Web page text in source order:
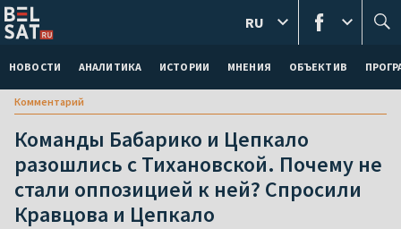
НОВОСТИ АНАЛИТИКА ИСТОРИИ МНЕНИЯ ОБЪЕКТИВ
RU
Комментарий
Команды Бабарико и Цепкало
разошлись с Тихановской. Почему не
стали оппозицией к ней? Спросили
Кравцова и Цепкало